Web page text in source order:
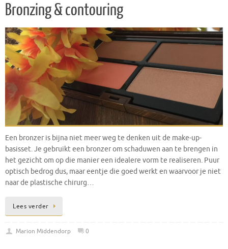
Bronzing & contouring
Een bronzer is bijna niet meer weg te denken uit de make-up-
basisset. Je gebruikt een bronzer om schaduwen aan te brengen in
het gezicht om op die manier een idealere vorm te realiseren. Puur
optisch bedrog dus, maar eentje die goed werkt en waarvoor je niet
naar de plastische chirurg…
Lees verder
Marion Middendorp 0